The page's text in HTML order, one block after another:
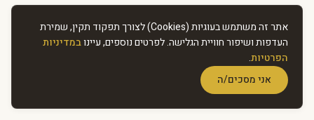
אתר זה משתמש בעוגיות (Cookies) לצורך תפקוד תקין, שמירת
העדפות ושיפור חוויית הגלישה. לפרטים נוספים, עיינובמדיניות
הפרטיות.
אני מסכים/ה